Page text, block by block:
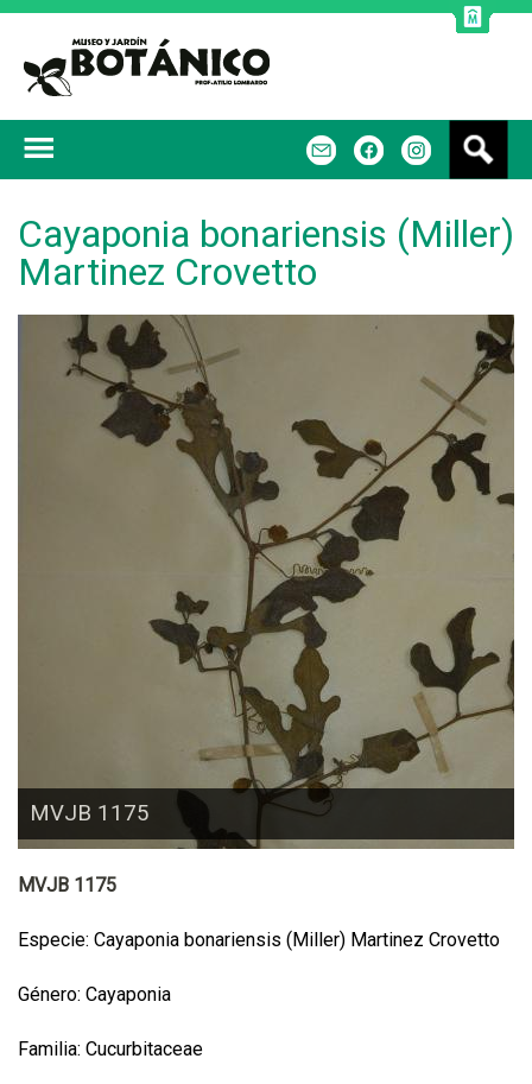
Cayaponia bonariensis (Miller)
Martinez Crovetto
MVJB 1175
MVJB 1175
Especie: Cayaponia bonariensis (Miller) Martinez Crovetto
Género: Cayaponia
Familia: Cucurbitaceae
s